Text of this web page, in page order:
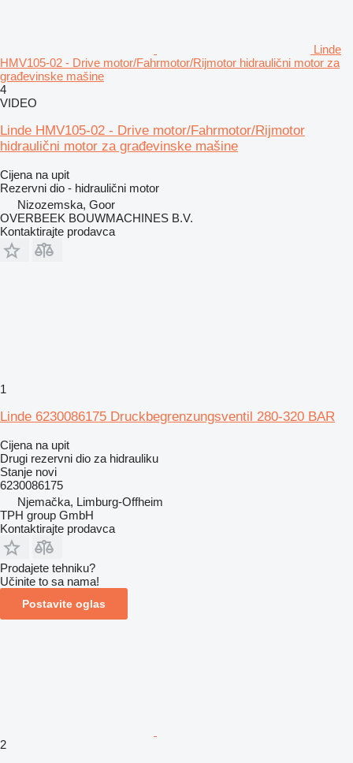
Linde
HMV105-02 - Drive motor/Fahrmotor/Rijmotor hidraulični motor za
građevinske mašine
4
VIDEO
Linde HMV105-02 - Drive motor/Fahrmotor/Rijmotor
hidraulični motor za građevinske mašine
Cijena na upit
Rezervni dio - hidraulični motor
Nizozemska, Goor
OVERBEEK BOUWMACHINES B.V.
Kontaktirajte prodavca
1
Linde 6230086175 Druckbegrenzungsventil 280-320 BAR
Cijena na upit
Drugi rezervni dio za hidrauliku
Stanje novi
6230086175
Njemačka, Limburg-Offheim
TPH group GmbH
Kontaktirajte prodavca
Prodajete tehniku?
Učinite to sa nama!
Postavite oglas
2